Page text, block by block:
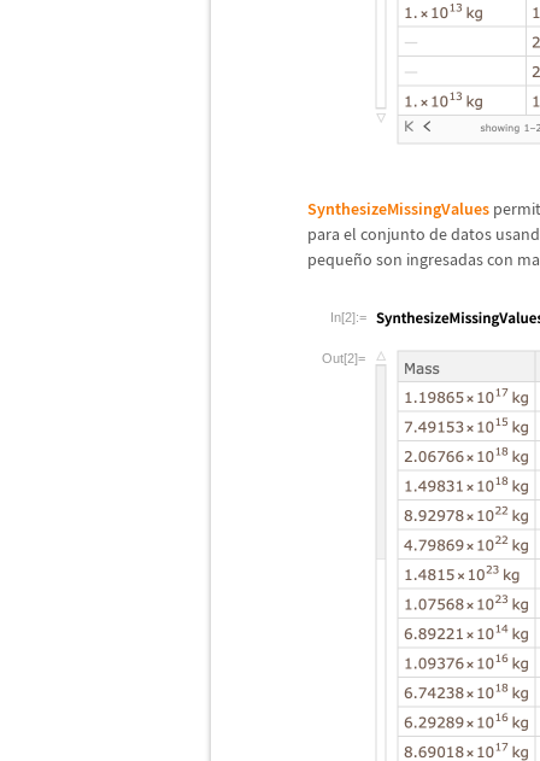
SynthesizeMissingValues
para el conjunto de datos
pequeño son ingresadas con
In[2]:=
Out[2]=